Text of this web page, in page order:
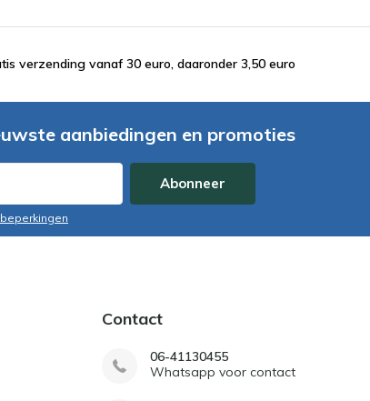
verzending vanaf 30 euro, daaronder 3,50 euro
aanbiedingen en promoties
Abonneer
Contact
06-41130455
Whatsapp voor contact